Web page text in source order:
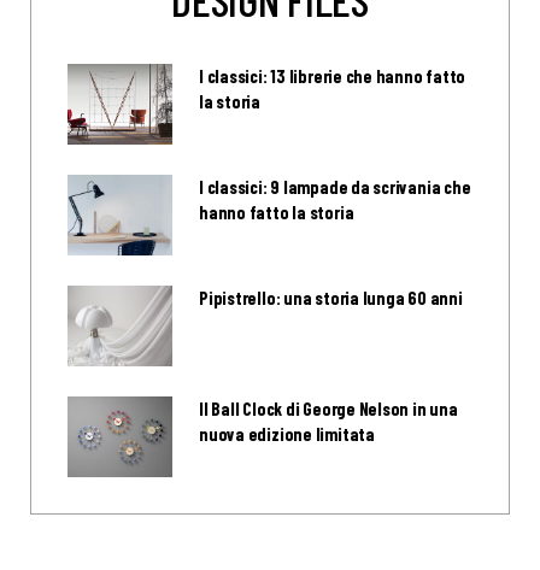
I classici: 13 librerie che hanno fatto
la storia
I classici: 9 lampade da scrivania che
hanno fatto la storia
Pipistrello: una storia lunga 60 anni
Il Ball Clock di George Nelson in una
nuova edizione limitata